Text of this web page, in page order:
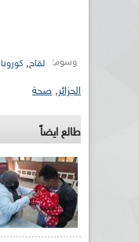
وسوم: لقاح, كورونا
الجزائر, صحة
طالع ايضاً